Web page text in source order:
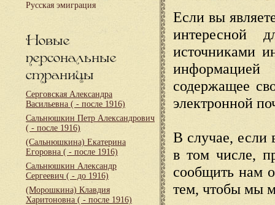
Русская эмиграция
Новые
персональные
страницы
Серговская Александра
Васильевна ( - после 1916)
Сальнюшкин Петр Александрович
( - после 1916)
(Сальнюшкина) Екатерина
Егоровна ( - после 1916)
Сальнюшкин Александр
Сергеевич ( - до 1916)
(Морошкина) Клавдия
Харитоновна ( - после 1916)
Если вы
интересной
источниками
содержащее
электронной
В случае, если
в том числе,
сообщить нам
тем, чтобы мы